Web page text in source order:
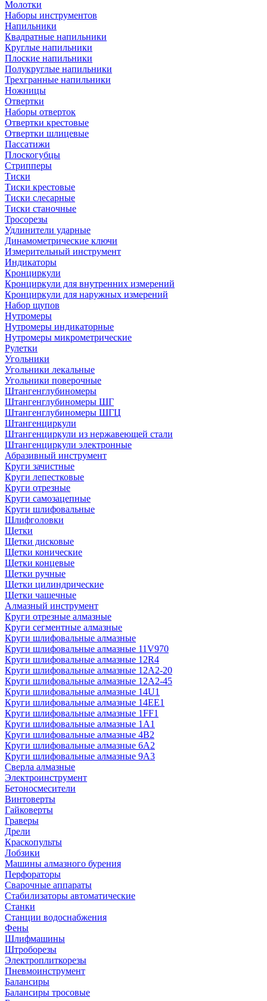
Молотки
Наборы инструментов
Напильники
Квадратные напильники
Круглые напильники
Плоские напильники
Полукруглые напильники
Трехгранные напильники
Ножницы
Отвертки
Наборы отверток
Отвертки крестовые
Отвертки шлицевые
Пассатижи
Плоскогубцы
Стрипперы
Тиски
Тиски крестовые
Тиски слесарные
Тиски станочные
Тросорезы
Удлинители ударные
Динамометрические ключи
Измерительный инструмент
Индикаторы
Кронциркули
Кронциркули для внутренних измерений
Кронциркули для наружных измерений
Набор щупов
Нутромеры
Нутромеры индикаторные
Нутромеры микрометрические
Рулетки
Угольники
Угольники лекальные
Угольники поверочные
Штангенглубиномеры
Штангенглубиномеры ШГ
Штангенглубиномеры ШГЦ
Штангенциркули
Штангенциркули из нержавеющей стали
Штангенциркули электронные
Абразивный инструмент
Круги зачистные
Круги лепестковые
Круги отрезные
Круги самозацепные
Круги шлифовальные
Шлифголовки
Щетки
Щетки дисковые
Щетки конические
Щетки концевые
Щетки ручные
Щетки цилиндрические
Щетки чашечные
Алмазный инструмент
Круги отрезные алмазные
Круги сегментные алмазные
Круги шлифовальные алмазные
Круги шлифовальные алмазные 11V970
Круги шлифовальные алмазные 12R4
Круги шлифовальные алмазные 12А2-20
Круги шлифовальные алмазные 12А2-45
Круги шлифовальные алмазные 14U1
Круги шлифовальные алмазные 14ЕЕ1
Круги шлифовальные алмазные 1FF1
Круги шлифовальные алмазные 1А1
Круги шлифовальные алмазные 4В2
Круги шлифовальные алмазные 6A2
Круги шлифовальные алмазные 9А3
Сверла алмазные
Электроинструмент
Бетоносмесители
Винтоверты
Гайковерты
Граверы
Дрели
Краскопульты
Лобзики
Машины алмазного бурения
Перфораторы
Сварочные аппараты
Стабилизаторы автоматические
Станки
Станции водоснабжения
Фены
Шлифмашины
Штроборезы
Электроплиткорезы
Пневмоинструмент
Балансиры
Балансиры тросовые